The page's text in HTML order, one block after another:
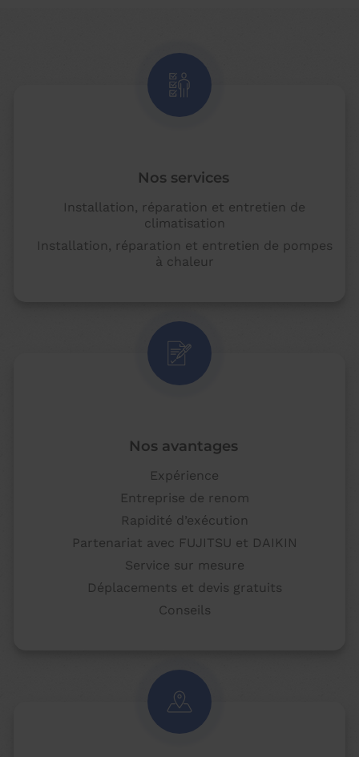
Nos services
Installation, réparation et entretien de
climatisation
Installation, réparation et entretien de pompes
à chaleur
Nos avantages
Expérience
Entreprise de renom
Rapidité d’exécution
Partenariat avec FUJITSU et DAIKIN
Service sur mesure
Déplacements et devis gratuits
Conseils